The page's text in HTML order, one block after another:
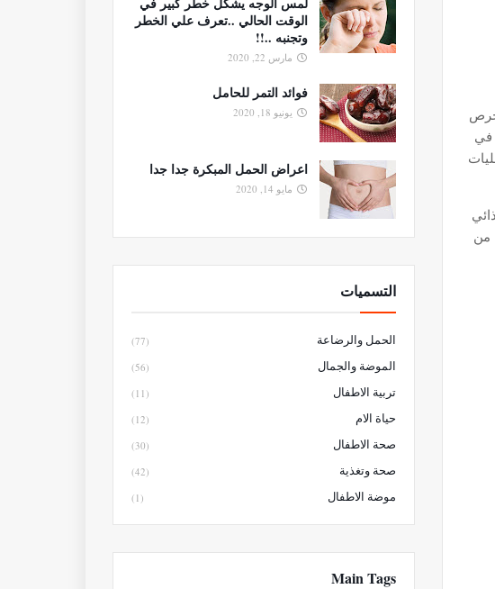
فإننا نحرص
في
من
الوقت الحالي ..تعرف علي الخطر
وتجنبه ..!!
مارس 22, 2020
فوائد التمر للحامل
يونيو 18, 2020
اعراض الحمل المبكرة جدا جدا
مايو 14, 2020
التسميات
الحمل والرضاعة (77)
الموضة والجمال (56)
تربية الاطفال (11)
حياة الام (12)
صحة الاطفال (30)
صحة وتغذية (42)
موضة الاطفال (1)
Main Tags